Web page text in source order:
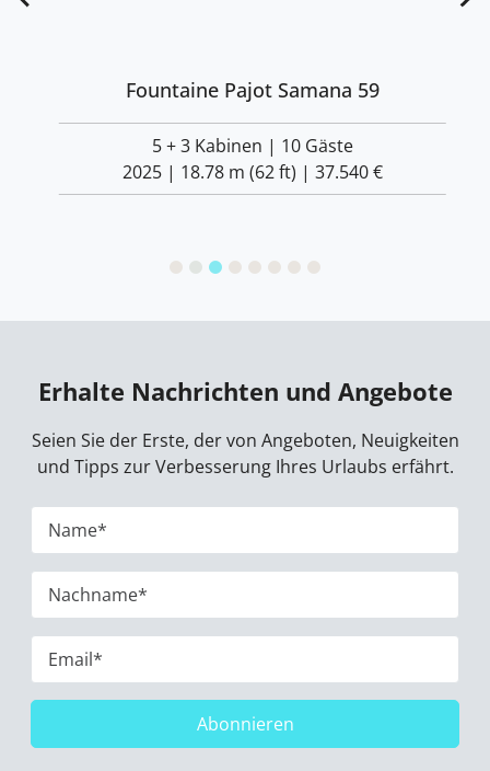
Fountaine Pajot Samana 59
5 + 3 Kabinen | 10 Gäste
2025 | 18.78 m (62 ft) | 37.540 €
Erhalte Nachrichten und Angebote
Seien Sie der Erste, der von Angeboten, Neuigkeiten
und Tipps zur Verbesserung Ihres Urlaubs erfährt.
Abonnieren